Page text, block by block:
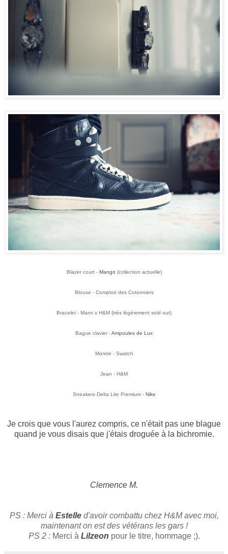
Blazer court - Mango (collection actuelle)
Blouse - Comptoir des Cotonniers
Bracelet - Marni x H&M (très légèrement sold out)
Bague clavier -Ampoules de Lux
Montre - Swatch
Jean - H&M
Sneakers Delta Lite Premium - Nike
Je crois que vous l'aurez compris, ce n'était pas une blague
quand je vous disais que j'étais droguée à la bichromie.
Clemence M.
PS : Merci à Estelled'avoir combattu chez H&M avec moi,
maintenant on est des vétérans les gars !
PS 2 : Merci à Lilzeon pour le titre, hommage ;).